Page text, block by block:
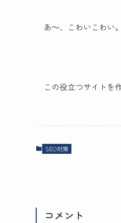
あ～、こわいこわい
この役立つサイトを
SEO対策
コメント